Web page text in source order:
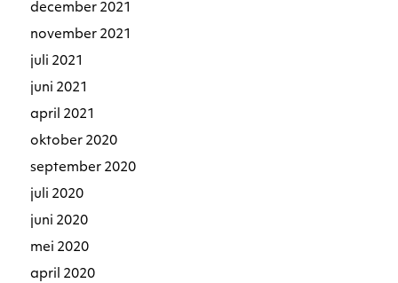
december 2021
november 2021
juli 2021
juni 2021
april 2021
oktober 2020
september 2020
juli 2020
juni 2020
mei 2020
april 2020